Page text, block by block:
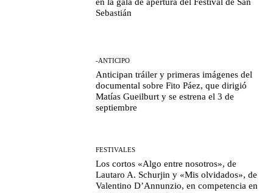
Sebastián
-ANTICIPO
Anticipan tráiler y primeras imágenes del
documental sobre Fito Páez, que dirigió
Matías Gueilburt y se estrena el 3 de
septiembre
FESTIVALES
Los cortos «Algo entre nosotros», de
Lautaro A. Schurjin y «Mis olvidados», de
Valentino D’Annunzio, en competencia en